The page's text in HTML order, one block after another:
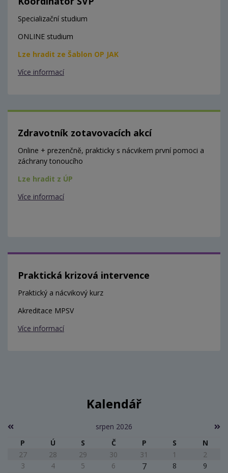
Specializační studium
ONLINE studium
Lze hradit ze Šablon OP JAK
Více informací
Zdravotník zotavovacích akcí
Online + prezenčně, prakticky s nácvikem první pomoci a
záchrany tonoucího
Lze hradit z ÚP
Více informací
Praktická krizová intervence
Praktický a nácvikový kurz
Akreditace MPSV
Více informací
Kalendář
srpen 2026
P
Ú S Č P S
N
27
28 29 30 31 1
2
3
4 5 6 7 8
9